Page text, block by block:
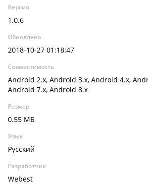
Версия
1.0.6
Обновлено
2018-10-27 01:18:47
Совместимость
Android 2.x, Android 3.x, Android 4.x,
Android 7.x, Android 8.x
Размер
0.55 МБ
Язык
Русский
Разработчик
Webest